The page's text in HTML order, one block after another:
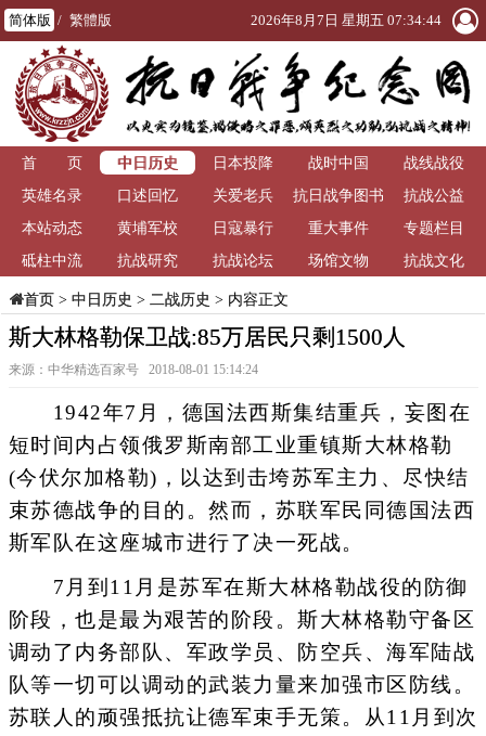
简体版 / 繁體版 2026年8月7日 星期五 07:34:45
首 页 中日历史 日本投降 战时中国
战线战役
英雄名录
口述回忆 关爱老兵
抗日战争图书
馆
抗战公益
本站动态
黄埔军校 日寇暴行 重大事件
专题栏目
砥柱中流
抗战研究 抗战论坛 场馆文物 抗战文化
首页> 中日历史 > 二战历史 > 内容正文
斯大林格勒保卫战:85万居民只剩1500人
来源：中华精选百家号 2018-08-01 15:14:24
1942年7月，德国法西斯集结重兵，妄图在
短时间内占领俄罗斯南部工业重镇斯大林格勒
(今伏尔加格勒)，以达到击垮苏军主力、尽快结
束苏德战争的目的。然而，苏联军民同德国法西
斯军队在这座城市进行了决一死战。
7月到11月是苏军在斯大林格勒战役的防御
阶段，也是最为艰苦的阶段。斯大林格勒守备区
调动了内务部队、军政学员、防空兵、海军陆战
队等一切可以调动的武装力量来加强市区防线。
苏联人的顽强抵抗让德军束手无策。从11月到次